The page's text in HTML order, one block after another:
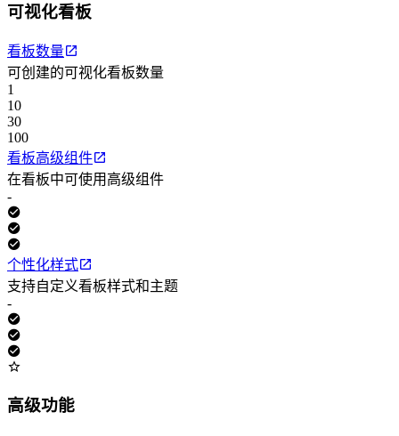
可视化看板
看板数量
可创建的可视化看板数量
1
10
30
100
看板高级组件
在看板中可使用高级组件
-
个性化样式
支持自定义看板样式和主题
-
高级功能